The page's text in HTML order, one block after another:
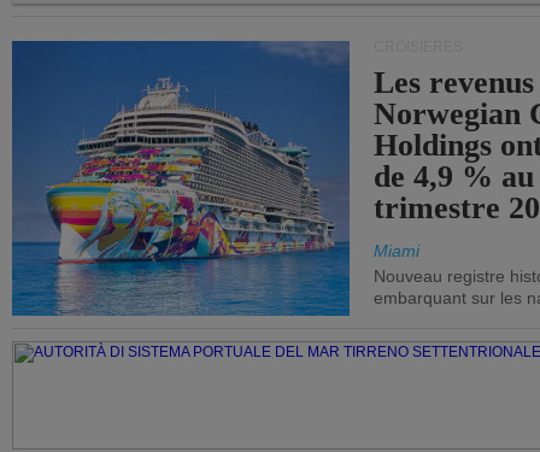
Les
Norwegian
Holdings
de 4,9 %
trimestre
Miami
Nouveau registre
embarquant sur les